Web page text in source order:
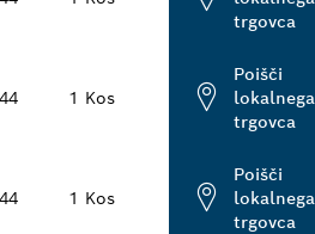
trgovca
44 1 Kos
Poišči
lokalnega
trgovca
44 1 Kos
Poišči
lokalnega
trgovca